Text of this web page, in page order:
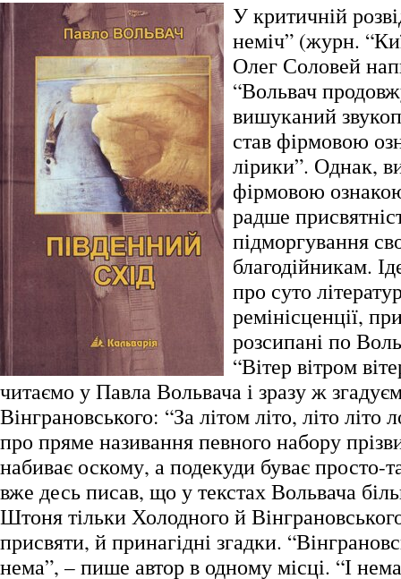
У критичній
неміч” (журн.
Олег Соловей
“Вольвач
вишуканий
став фірмовою
лірики”. Однак,
фірмовою
радше
підморгування
благодійникам.
про суто
ремінісценції,
розсипані по
“Вітер вітром
читаємо у Павла Вольвача і зразу ж
Вінграновського: “За літом літо, літо
про пряме називання певного набору
набиває оскому, а подекуди буває просто-
вже десь писав, що у текстах Вольвача
Штоня тільки Холодного й
присвяти, й принагідні згадки.
нема”, – пише автор в одному місці. “І